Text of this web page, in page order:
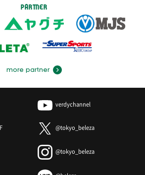
PARTNER
more partner
verdychannel
@tokyo_beleza
@tokyo_beleza